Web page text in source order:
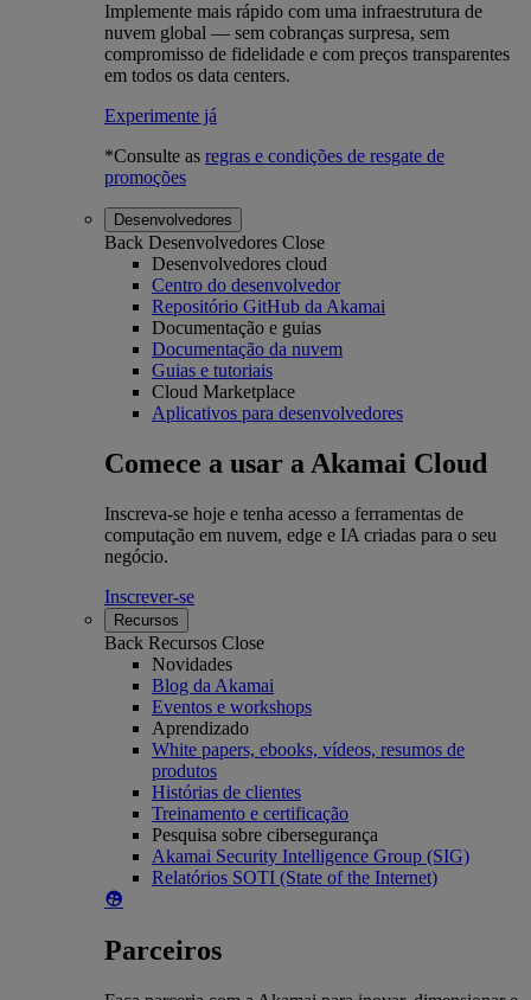
Implemente mais rápido com uma infraestrutura de
nuvem global — sem cobranças surpresa, sem
compromisso de fidelidade e com preços transparentes
em todos os data centers.
Experimente já
*Consulte as regras e condições de resgate de
promoções
Desenvolvedores
Back Desenvolvedores Close
Desenvolvedores cloud
Centro do desenvolvedor
Repositório GitHub da Akamai
Documentação e guias
Documentação da nuvem
Guias e tutoriais
Cloud Marketplace
Aplicativos para desenvolvedores
Comece a usar a Akamai Cloud
Inscreva-se hoje e tenha acesso a ferramentas de
computação em nuvem, edge e IA criadas para o seu
negócio.
Inscrever-se
Recursos
Back Recursos Close
Novidades
Blog da Akamai
Eventos e workshops
Aprendizado
White papers, ebooks, vídeos, resumos de
produtos
Histórias de clientes
Treinamento e certificação
Pesquisa sobre cibersegurança
Akamai Security Intelligence Group (SIG)
Relatórios SOTI (State of the Internet)
Parceiros